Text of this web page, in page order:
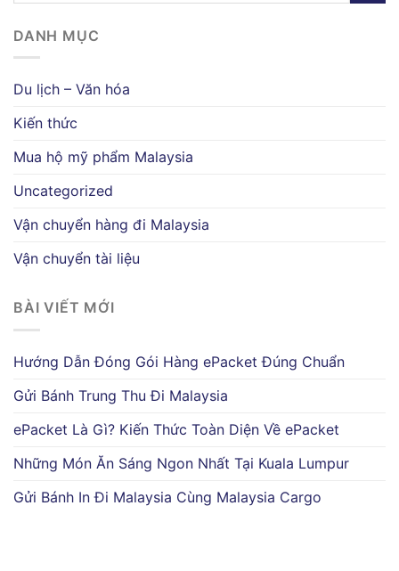
DANH MỤC
Du lịch – Văn hóa
Kiến thức
Mua hộ mỹ phẩm Malaysia
Uncategorized
Vận chuyển hàng đi Malaysia
Vận chuyển tài liệu
BÀI VIẾT MỚI
Hướng Dẫn Đóng Gói Hàng ePacket Đúng Chuẩn
Gửi Bánh Trung Thu Đi Malaysia
ePacket Là Gì? Kiến Thức Toàn Diện Về ePacket
Những Món Ăn Sáng Ngon Nhất Tại Kuala Lumpur
Gửi Bánh In Đi Malaysia Cùng Malaysia Cargo